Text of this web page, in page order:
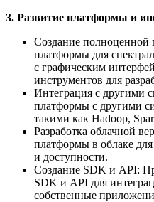
3. Развитие платформы и
Создание полноценной
платформы для
с графическим
инструментов для
Интеграция с другими
платформы с другими
такими как Hadoop,
Разработка облачной
платформы в облаке
и доступности.
Создание SDK и API:
SDK и API для
собственные